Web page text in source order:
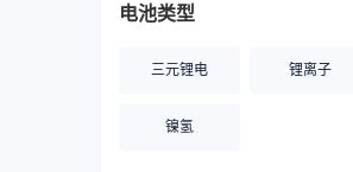
电池类型
三元锂电 锂离子
镍氢